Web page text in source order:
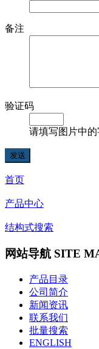
备注
验证码
请填写图片中
首页
产品中心
结构式搜索
网站导航 SITE
产品目录
公司简介
新闻资讯
联系我们
批量搜索
ENGLISH